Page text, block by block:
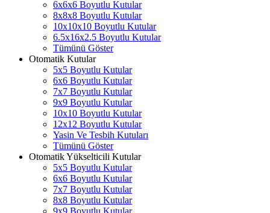
6x6x6 Boyutlu Kutular
8x8x8 Boyutlu Kutular
10x10x10 Boyutlu Kutular
6.5x16x2.5 Boyutlu Kutular
Tümünü Göster
Otomatik Kutular
5x5 Boyutlu Kutular
6x6 Boyutlu Kutular
7x7 Boyutlu Kutular
9x9 Boyutlu Kutular
10x10 Boyutlu Kutular
12x12 Boyutlu Kutular
Yasin Ve Tesbih Kutuları
Tümünü Göster
Otomatik Yükselticili Kutular
5x5 Boyutlu Kutular
6x6 Boyutlu Kutular
7x7 Boyutlu Kutular
8x8 Boyutlu Kutular
9x9 Boyutlu Kutular